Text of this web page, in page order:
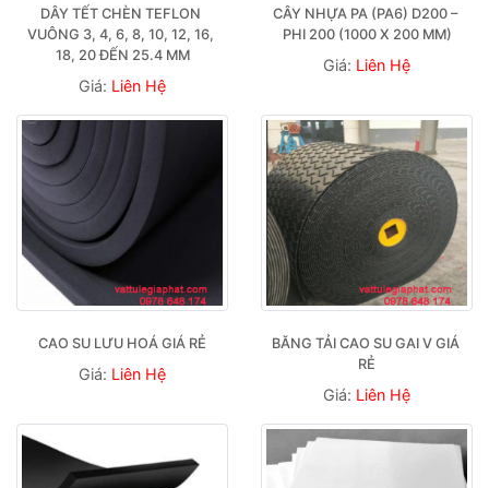
DÂY TẾT CHÈN TEFLON
VUÔNG 3, 4, 6, 8, 10, 12, 16,
18, 20 ĐẾN 25.4 MM
Giá: Liên Hệ
CÂY NHỰA PA (PA6) D200 –
PHI 200 (1000 X 200 MM)
Giá: Liên Hệ
CAO SU LƯU HOÁ GIÁ RẺ
Giá: Liên Hệ
BĂNG TẢI CAO SU GAI V GIÁ
RẺ
Giá: Liên Hệ